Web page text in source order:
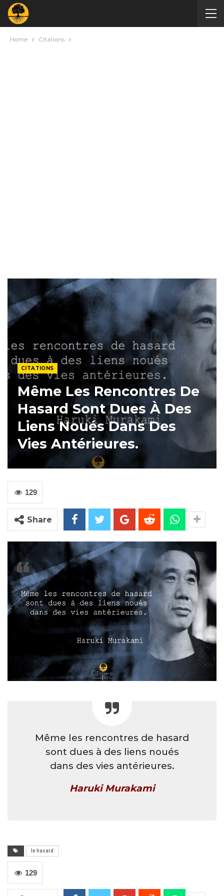
Home Citations
CITATIONS
Même Les Rencontres De
Hasard Sont Dues À Des
Liens Noués Dans Des
Vies Antérieures.
129
Share
Même les rencontres de hasard
sont dues à des liens noués
dans des vies antérieures.
Haruki Murakami
le hasard
129